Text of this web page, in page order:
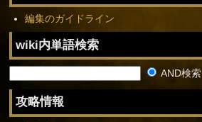
編集のガイドライン
wiki内単語検索
AND検索
攻略情報